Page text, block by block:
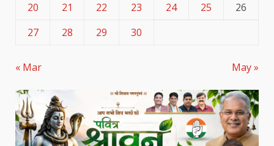
20
21 22 23 24 25
26
27
28 29 30
« Mar May »